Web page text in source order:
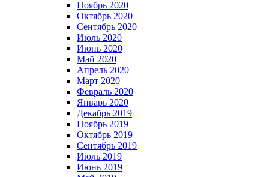
Ноябрь 2020
Октябрь 2020
Сентябрь 2020
Июль 2020
Июнь 2020
Май 2020
Апрель 2020
Март 2020
Февраль 2020
Январь 2020
Декабрь 2019
Ноябрь 2019
Октябрь 2019
Сентябрь 2019
Июль 2019
Июнь 2019